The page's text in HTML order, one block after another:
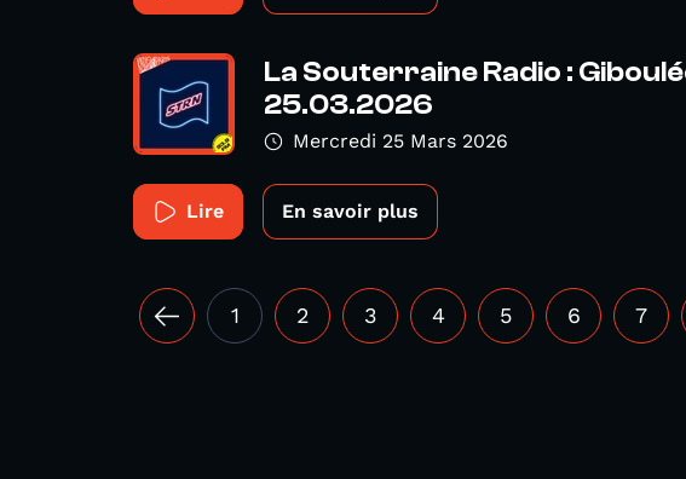
La Souterraine Radio :
25.03.2026
Mercredi 25 Mars 2026
Lire En savoir plus
1 2 3 4 5 6 7